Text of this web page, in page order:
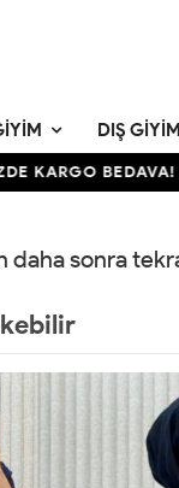
DIŞ GIYIM
KARGO BEDAVA!
daha sonra